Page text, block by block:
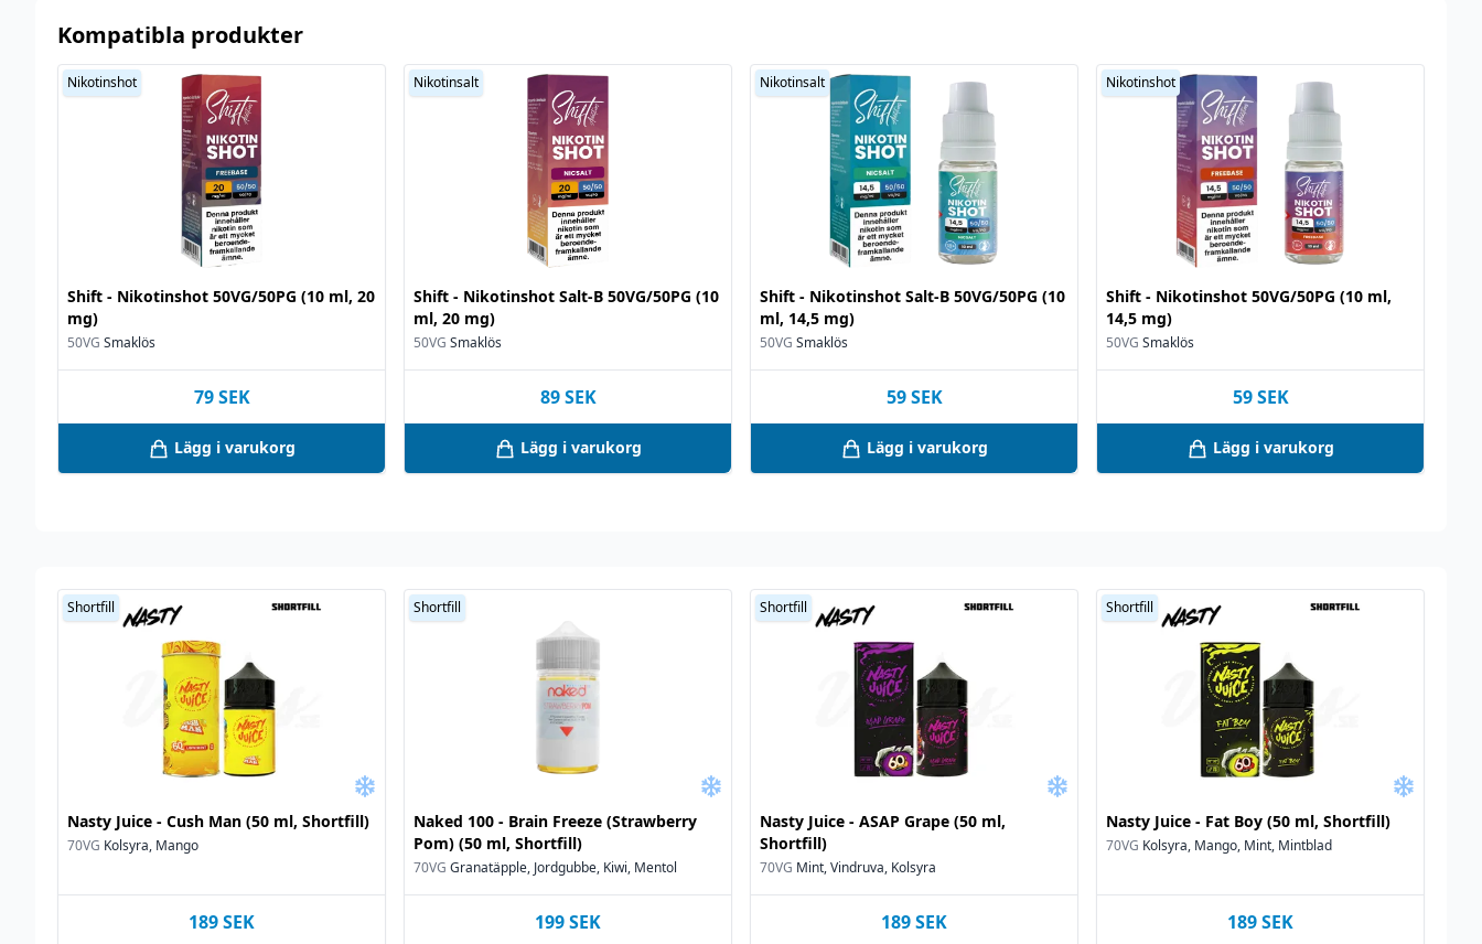
Kompatibla produkter
Shift - Nikotinshot 50VG/50PG (10 ml, 20
mg)
50VG Smaklös
Nikotinshot
79 SEK
Lägg i varukorg
Shift - Nikotinshot Salt-B 50VG/50PG (10
ml, 20 mg)
50VG Smaklös
Nikotinsalt
89 SEK
Lägg i varukorg
Shift - Nikotinshot Salt-B 50VG/50PG (10
ml, 14,5 mg)
50VG Smaklös
Nikotinsalt
59 SEK
Lägg i varukorg
Shift - Nikotinshot 50VG/50PG (10 ml,
14,5 mg)
50VG Smaklös
Nikotinshot
59 SEK
Lägg i varukorg
Nasty Juice - Cush Man (50 ml, Shortfill)
70VG Kolsyra, Mango
Shortfill
189SEK
Naked 100 - Brain Freeze (Strawberry
Pom) (50 ml, Shortfill)
70VG Granatäpple, Jordgubbe, Kiwi, Mentol
Shortfill
199SEK
Nasty Juice - ASAP Grape (50 ml,
Shortfill)
70VG Mint, Vindruva, Kolsyra
Shortfill
189SEK
Nasty Juice - Fat Boy (50 ml, Shortfill)
70VG Kolsyra, Mango, Mint, Mintblad
Shortfill
189SEK